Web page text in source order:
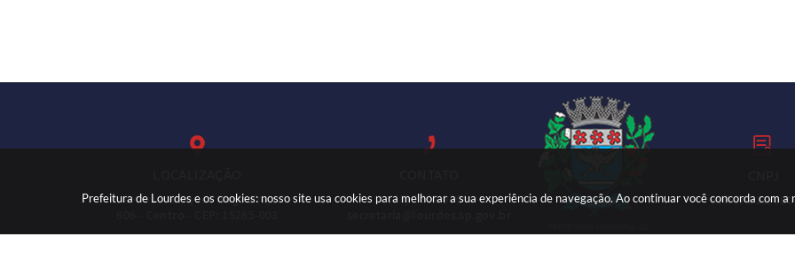
Prefeitura de Lourdes e os cookies: nosso site usa cookies para melhorar a sua experiência de navegação. Ao continuar você concorda com a
Rua: José Marques Nogueira, nº
(18) 3699-9000
59.767.921/